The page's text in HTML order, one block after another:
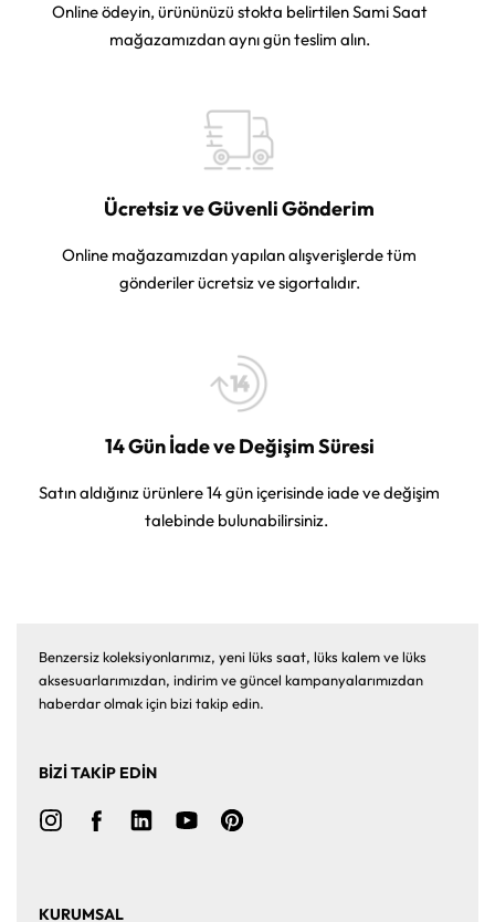
Online ödeyin, ürününüzü stokta belirtilen Sami Saat
mağazamızdan aynı gün teslim alın.
Ücretsiz ve Güvenli Gönderim
Online mağazamızdan yapılan alışverişlerde tüm
gönderiler ücretsiz ve sigortalıdır.
14 Gün İade ve Değişim Süresi
Satın aldığınız ürünlere 14 gün içerisinde iade ve değişim
talebinde bulunabilirsiniz.
Benzersiz koleksiyonlarımız, yeni lüks saat, lüks kalem ve lüks
aksesuarlarımızdan, indirim ve güncel kampanyalarımızdan
haberdar olmak için bizi takip edin.
BİZİ TAKİP EDİN
KURUMSAL